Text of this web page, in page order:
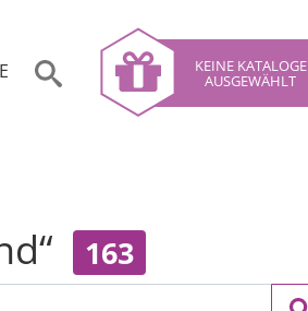
KEINE KATALOGE
AUSGEWÄHLT
163